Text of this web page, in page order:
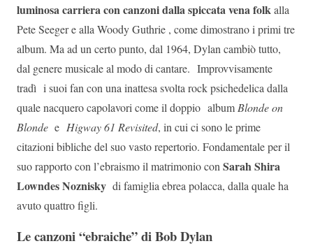
luminosa carriera con canzoni dalla spiccata vena folkalla
Pete Seeger e alla Woody Guthrie , come dimostrano i primi tre
album. Ma ad un certo punto, dal 1964, Dylan cambiò tutto,
dal genere musicale al modo di cantare. Improvvisamente
tradì i suoi fan con una inattesa svolta rock psichedelica dalla
quale nacquero capolavori come il doppio album Blonde on
Blonde e Higway 61 Revisited, in cui ci sono le prime
citazioni bibliche del suo vasto repertorio. Fondamentale per il
suo rapporto con l’ebraismo il matrimonio con Sarah Shira
Lowndes Noznisky di famiglia ebrea polacca, dalla quale ha
avuto quattro figli.
Le canzoni “ebraiche” di Bob Dylan